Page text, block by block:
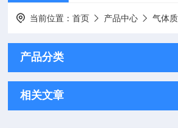
当前位置：首页 产品中心 气体
产品分类
相关文章